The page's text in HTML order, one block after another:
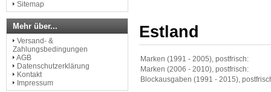
Estland
Marken (1991 - 2005), postfrisch:
Marken (2006 - 2010), postfrisch:
Blockausgaben (1991 - 2015),
Sitemap
Mehr über...
Versand- &
Zahlungsbedingungen
AGB
Datenschutzerklärung
Kontakt
Impressum